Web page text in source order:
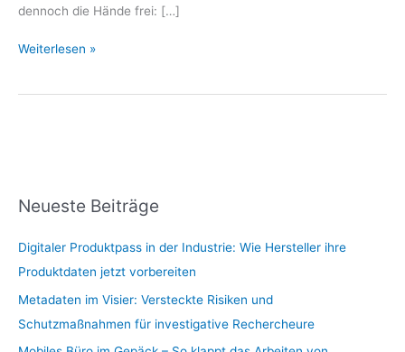
dennoch die Hände frei: […]
Weiterlesen »
Neueste Beiträge
Digitaler Produktpass in der Industrie: Wie Hersteller ihre
Produktdaten jetzt vorbereiten
Metadaten im Visier: Versteckte Risiken und
Schutzmaßnahmen für investigative Rechercheure